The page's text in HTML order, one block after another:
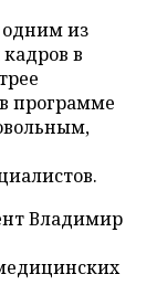
одним из
в
программе
Владимир